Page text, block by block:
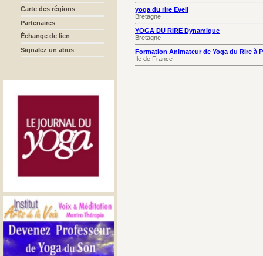
Carte des régions
Partenaires
Échange de lien
Signalez un abus
yoga du rire Eveil
Bretagne
YOGA DU RIRE Dynamique
Bretagne
Formation Animateur de Yoga du Rire à
Ile de France